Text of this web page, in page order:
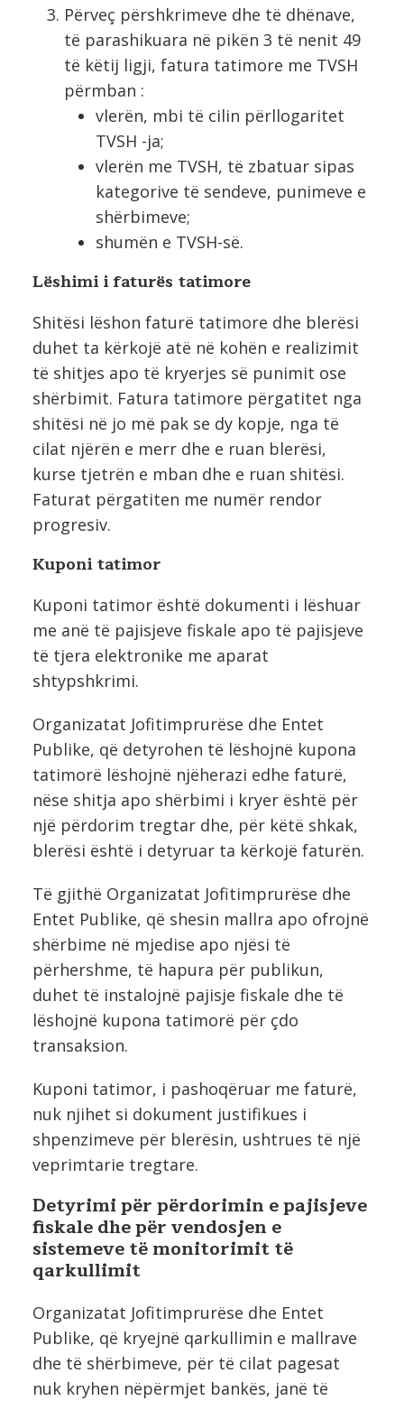
Përveç përshkrimeve dhe të dhënave,
të parashikuara në pikën 3 të nenit 49
të këtij ligji, fatura tatimore me TVSH
përmban :
vlerën, mbi të cilin përllogaritet
TVSH -ja;
vlerën me TVSH, të zbatuar sipas
kategorive të sendeve, punimeve e
shërbimeve;
shumën e TVSH-së.
Lëshimi i faturës tatimore
Shitësi lëshon faturë tatimore dhe blerësi
duhet ta kërkojë atë në kohën e realizimit
të shitjes apo të kryerjes së punimit ose
shërbimit. Fatura tatimore përgatitet nga
shitësi në jo më pak se dy kopje, nga të
cilat njërën e merr dhe e ruan blerësi,
kurse tjetrën e mban dhe e ruan shitësi.
Faturat përgatiten me numër rendor
progresiv.
Kuponi tatimor
Kuponi tatimor është dokumenti i lëshuar
me anë të pajisjeve fiskale apo të pajisjeve
të tjera elektronike me aparat
shtypshkrimi.
Organizatat Jofitimprurëse dhe Entet
Publike, që detyrohen të lëshojnë kupona
tatimorë lëshojnë njëherazi edhe faturë,
nëse shitja apo shërbimi i kryer është për
një përdorim tregtar dhe, për këtë shkak,
blerësi është i detyruar ta kërkojë faturën.
Të gjithë Organizatat Jofitimprurëse dhe
Entet Publike, që shesin mallra apo ofrojnë
shërbime në mjedise apo njësi të
përhershme, të hapura për publikun,
duhet të instalojnë pajisje fiskale dhe të
lëshojnë kupona tatimorë për çdo
transaksion.
Kuponi tatimor, i pashoqëruar me faturë,
nuk njihet si dokument justifikues i
shpenzimeve për blerësin, ushtrues të një
veprimtarie tregtare.
Detyrimi për përdorimin e pajisjeve
fiskale dhe për vendosjen e
sistemeve të monitorimit të
qarkullimit
Organizatat Jofitimprurëse dhe Entet
Publike, që kryejnë qarkullimin e mallrave
dhe të shërbimeve, për të cilat pagesat
nuk kryhen nëpërmjet bankës, janë të